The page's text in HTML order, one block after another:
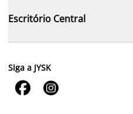
Escritório Central
Siga a JYSK
 